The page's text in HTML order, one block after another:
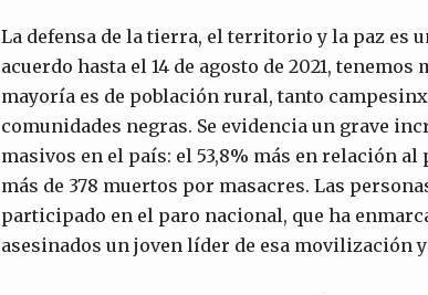
La defensa de la tierra, el territorio y la paz es
acuerdo hasta el 14 de agosto de 2021, tenemos
mayoría es de población rural, tanto
comunidades negras. Se evidencia un grave
masivos en el país: el 53,8% más en relación
más de 378 muertos por masacres. Las
participado en el paro nacional, que ha
asesinados un joven líder de esa movilización